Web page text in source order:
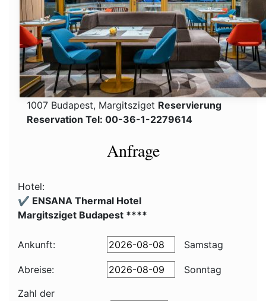
1007 Budapest, Margitsziget Reservierung
Reservation Tel: 00-36-1-2279614
Anfrage
Hotel:
✔️ ENSANA Thermal Hotel
Margitsziget Budapest ****
Ankunft: Samstag
Abreise:
Sonntag
Zahl der